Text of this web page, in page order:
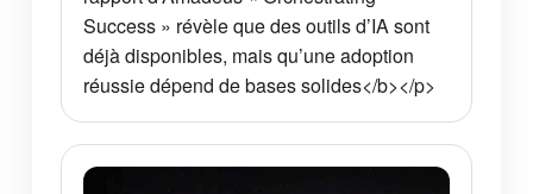
Success » révèle que des outils d’IA sont
déjà disponibles, mais qu’une adoption
réussie dépend de bases solides</b></p>